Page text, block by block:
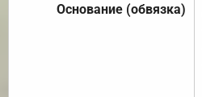
Основание (обвязка)